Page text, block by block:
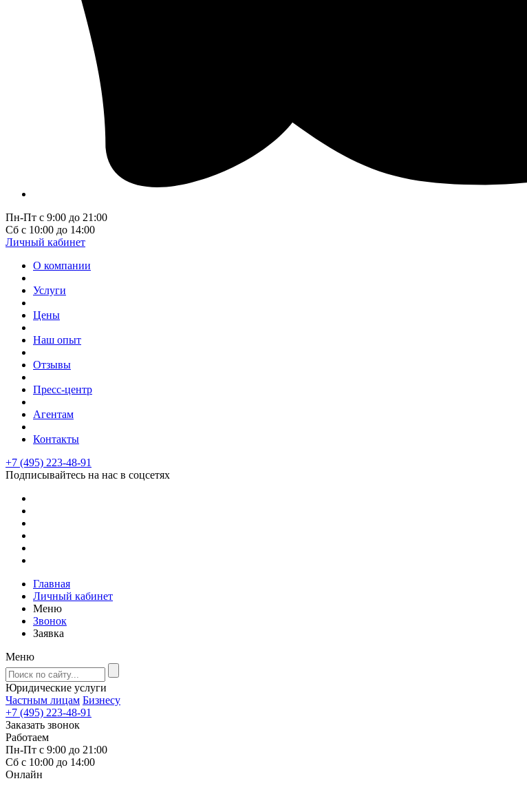
Пн-Пт с 9:00 до 21:00
Сб с 10:00 до 14:00
Личный кабинет
О компании
Услуги
Цены
Наш опыт
Отзывы
Пресс-центр
Агентам
Контакты
+7 (495) 223-48-91
Подписывайтесь на нас в соцсетях
Главная
Личный кабинет
Меню
Звонок
Заявка
Меню
Юридические услуги
Частным лицам Бизнесу
+7 (495) 223-48-91
Заказать звонок
Работаем
Пн-Пт с 9:00 до 21:00
Сб с 10:00 до 14:00
Онлайн